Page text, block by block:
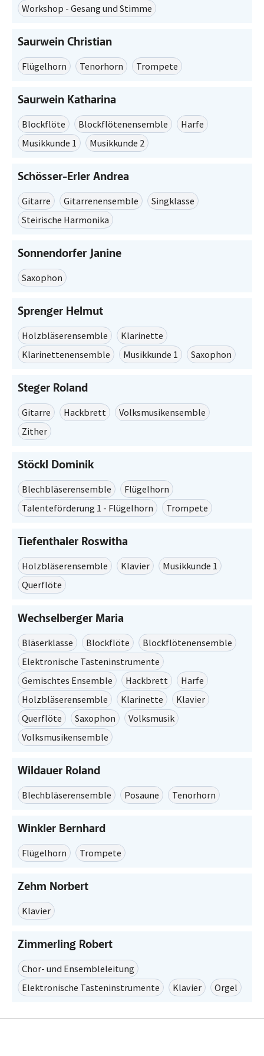
Workshop - Gesang und Stimme
Saurwein Christian
Flügelhorn
Tenorhorn Trompete
Saurwein Katharina
Blockflöte
Blockflötenensemble
Harfe
Musikkunde 1
Musikkunde 2
Schösser-Erler Andrea
Gitarre
Gitarrenensemble
Singklasse
Steirische Harmonika
Sonnendorfer Janine
Saxophon
Sprenger Helmut
Holzbläserensemble
Klarinette
Klarinettenensemble
Musikkunde 1 Saxophon
Steger Roland
Gitarre
Hackbrett
Volksmusikensemble
Zither
Stöckl Dominik
Blechbläserensemble
Flügelhorn
Talenteförderung 1 - Flügelhorn
Trompete
Tiefenthaler Roswitha
Holzbläserensemble
Klavier
Musikkunde 1
Querflöte
Wechselberger Maria
Bläserklasse
Blockflöte
Blockflötenensemble
Elektronische Tasteninstrumente
Gemischtes Ensemble
Hackbrett
Harfe
Holzbläserensemble
Klarinette
Klavier
Querflöte
Saxophon
Volksmusik
Volksmusikensemble
Wildauer Roland
Blechbläserensemble
Posaune Tenorhorn
Winkler Bernhard
Flügelhorn
Trompete
Zehm Norbert
Klavier
Zimmerling Robert
Chor- und Ensembleleitung
Elektronische Tasteninstrumente
Klavier Orgel